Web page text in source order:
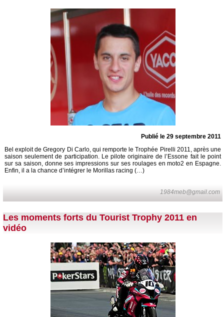
Publié le 29 septembre 2011
Bel exploit de Gregory Di Carlo, qui remporte le Trophée Pirelli 2011, après une
saison seulement de participation. Le pilote originaire de l’Essone fait le point
sur sa saison, donne ses impressions sur ses roulages en moto2 en Espagne.
Enfin, il a la chance d’intégrer le Morillas racing (…)
1984meb@gmail.com
Les moments forts du Tourist Trophy 2011 en
vidéo